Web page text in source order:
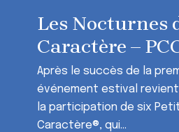
Les Nocturnes
Caractère –
Après le succès de la
événement estival
la participation de six
Caractère®, qui...